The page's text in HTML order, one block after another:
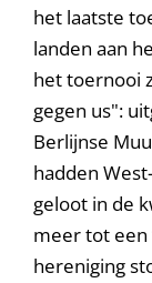
het laatste
landen aan
het toernooi
gegen us":
Berlijnse
hadden
geloot in de
meer tot een
hereniging